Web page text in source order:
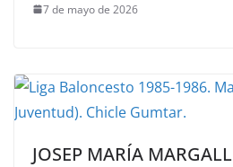
7 de mayo de 2026
JOSEP MARÍA MARGALL